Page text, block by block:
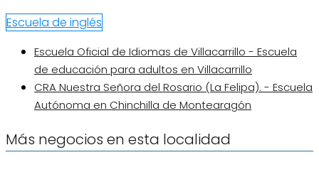
Escuela de inglés
Escuela Oficial de Idiomas de Villacarrillo - Escuela
de educación para adultos en Villacarrillo
CRA Nuestra Señora del Rosario (La Felipa). - Escuela
Autónoma en Chinchilla de Montearagón
Más negocios en esta localidad